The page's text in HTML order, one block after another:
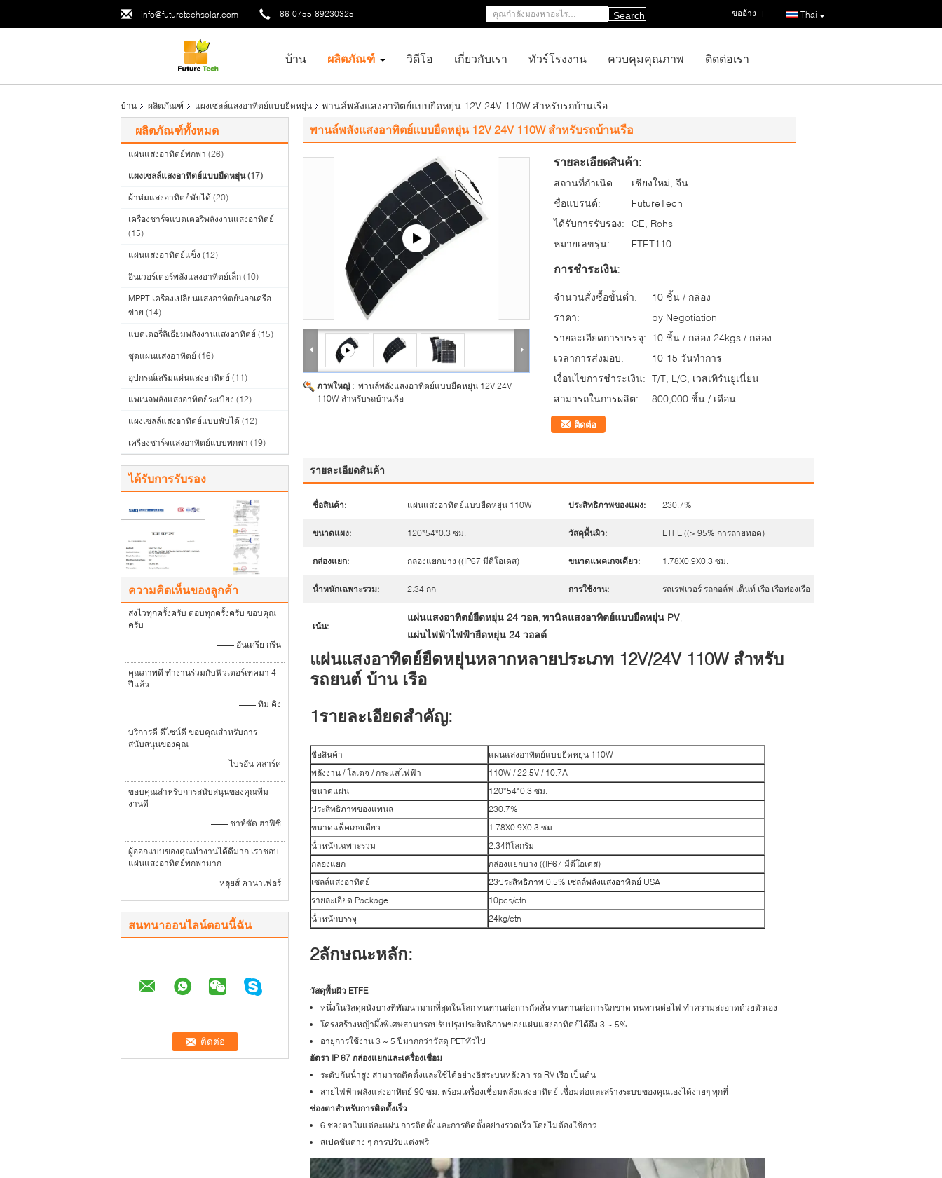
info@futuretechsolar.com 86-0755-89230325 Thai
ขออ้าง |
Search
บ้าน ผลิตภัณฑ์ วิดีโอ เกี่ยวกับเรา ทัวร์โรงงาน ควบคุมคุณภาพ ติดต่อเรา
บ้าน ผลิตภัณฑ์ แผงเซลล์แสงอาทิตย์แบบยืดหยุ่น พานล์พลังแสงอาทิตย์แบบยืดหยุ่น 12V 24V 110W สําหรับรถบ้านเรือ
ผลิตภัณฑ์ทั้งหมด
แผ่นแสงอาทิตย์พกพา (26)
แผงเซลล์แสงอาทิตย์แบบยืดหยุ่น (17)
ผ้าห่มแสงอาทิตย์พับได้ (20)
เครื่องชาร์จแบตเตอรี่พลังงานแสงอาทิตย์
(15)
แผ่นแสงอาทิตย์แข็ง (12)
อินเวอร์เตอร์พลังแสงอาทิตย์เล็ก (10)
MPPT เครื่องเปลี่ยนแสงอาทิตย์นอกเครือ
ข่าย (14)
แบตเตอรี่ลิเธียมพลังงานแสงอาทิตย์ (15)
ชุดแผ่นแสงอาทิตย์ (16)
อุปกรณ์เสริมแผ่นแสงอาทิตย์ (11)
แพเนลพลังแสงอาทิตย์ระเบียง (12)
แผงเซลล์แสงอาทิตย์แบบพับได้ (12)
เครื่องชาร์จแสงอาทิตย์แบบพกพา (19)
ได้รับการรับรอง
ความคิดเห็นของลูกค้า
ส่งไวทุกครั้งครับ ตอบทุกครั้งครับ ขอบคุณ
ครับ
—— อันเดรีย กรีน
คุณภาพดี ทํางานร่วมกับฟิวเตอร์เทคมา 4
ปีแล้ว
—— ทิม คิง
บริการดี ดีไซน์ดี ขอบคุณสําหรับการ
สนับสนุนของคุณ
—— ไบรอัน คลาร์ค
ขอบคุณสําหรับการสนับสนุนของคุณทีม
งานดี
—— ชาห์ซัด ฮาฟีซี
ผู้ออกแบบของคุณทํางานได้ดีมาก เราชอบ
แผ่นแสงอาทิตย์พกพามาก
—— หลุยส์ คานาเฟอร์
สนทนาออนไลน์ตอนนี้ฉัน
พานล์พลังแสงอาทิตย์แบบยืดหยุ่น 12V 24V 110W สําหรับรถบ้านเรือ
ภาพใหญ่ : พานล์พลังแสงอาทิตย์แบบยืดหยุ่น 12V 24V
110W สําหรับรถบ้านเรือ
รายละเอียดสินค้า:
สถานที่กำเนิด:
เชียงใหม่, จีน
ชื่อแบรนด์:
FutureTech
ได้รับการรับรอง:
CE, Rohs
หมายเลขรุ่น:
FTET110
การชำระเงิน:
จำนวนสั่งซื้อขั้นต่ำ:
10 ชิ้น / กล่อง
ราคา:
by Negotiation
รายละเอียดการบรรจุ: 10 ชิ้น / กล่อง 24kgs / กล่อง
เวลาการส่งมอบ:
10-15 วันทำการ
เงื่อนไขการชำระเงิน: T/T, L/C, เวสเทิร์นยูเนี่ยน
สามารถในการผลิต:
800,000 ชิ้น / เดือน
ติดต่อ
รายละเอียดสินค้า
ชื่อสินค้า: แผ่นแสงอาทิตย์แบบยืดหยุ่น 110W ประสิทธิภาพของแผง: 230.7%
ขนาดแผง: 120*54*0.3 ซม. วัสดุพื้นผิว: ETFE ((> 95% การถ่ายทอด)
กล่องแยก: กล่องแยกบาง ((IP67 มีดีโอเดส) ขนาดแพคเกจเดียว: 1.78X0.9X0.3 ซม.
น้ําหนักเฉพาะรวม: 2.34 กก การใช้งาน: รถเรฟเวอร์ รถกอล์ฟ เต็นท์ เรือ เรือท่องเรือ
เน้น:
แผ่นแสงอาทิตย์ยืดหยุ่น 24 วอล, พานิลแสงอาทิตย์แบบยืดหยุ่น PV,
แผ่นไฟฟ้าไฟฟ้ายืดหยุ่น 24 วอลต์
แผ่นแสงอาทิตย์ยืดหยุ่นหลากหลายประเภท 12V/24V 110W สําหรับ
รถยนต์ บ้าน เรือ
1รายละเอียดสําคัญ:
ชื่อสินค้า
แผ่นแสงอาทิตย์แบบยืดหยุ่น 110W
พลังงาน / โลเตจ / กระแสไฟฟ้า
110W / 22.5V / 10.7A
ขนาดแผ่น
120*54*0.3 ซม.
ประสิทธิภาพของแพนล
230.7%
ขนาดแพ็คเกจเดียว
1.78X0.9X0.3 ซม.
น้ําหนักเฉพาะรวม
2.34กิโลกรัม
กล่องแยก
กล่องแยกบาง ((IP67 มีดีโอเดส)
เซลล์แสงอาทิตย์
23ประสิทธิภาพ 0.5% เซลล์พลังแสงอาทิตย์ USA
รายละเอียด Package
10pcs/ctn
น้ําหนักบรรจุ
24kg/ctn
2ลักษณะหลัก:
วัสดุพื้นผิว ETFE
หนึ่งในวัสดุผนังบางที่พัฒนามากที่สุดในโลก ทนทานต่อการกัดสั่น ทนทานต่อการฉีกขาด ทนทานต่อไฟ ทําความสะอาดด้วยตัวเอง
โครงสร้างหญ้าผึ้งพิเศษสามารถปรับปรุงประสิทธิภาพของแผ่นแสงอาทิตย์ได้ถึง 3 ~ 5%
อายุการใช้งาน 3 ~ 5 ปีมากกว่าวัสดุ PETทั่วไป
อัตรา IP 67 กล่องแยกและเครื่องเชื่อม
ระดับกันน้ําสูง สามารถติดตั้งและใช้ได้อย่างอิสระบนหลังคา รถ RV เรือ เป็นต้น
สายไฟฟ้าพลังแสงอาทิตย์ 90 ซม. พร้อมเครื่องเชื่อมพลังแสงอาทิตย์ เชื่อมต่อและสร้างระบบของคุณเองได้ง่ายๆ ทุกที่
ช่องตาสําหรับการติดตั้งเร็ว
6 ช่องตาในแต่ละแผ่น การติดตั้งและการติดตั้งอย่างรวดเร็ว โดยไม่ต้องใช้กาว
สเปคชันต่าง ๆ การปรับแต่งฟรี